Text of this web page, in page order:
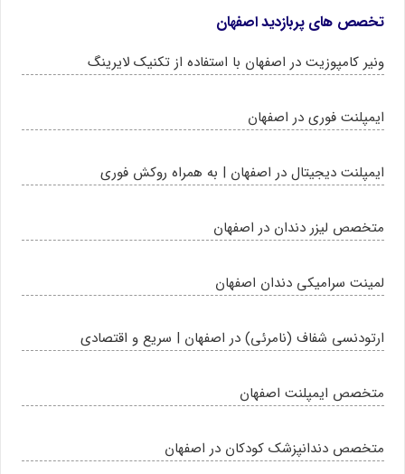
تخصص های پربازدید اصفهان
ونیر کامپوزیت در اصفهان با استفاده از تکنیک لایرینگ
ایمپلنت فوری در اصفهان
ایمپلنت دیجیتال در اصفهان | به همراه روکش فوری
متخصص لیزر دندان در اصفهان
لمینت سرامیکی دندان اصفهان
ارتودنسی شفاف (نامرئی) در اصفهان | سریع و اقتصادی
متخصص ایمپلنت اصفهان
متخصص دندانپزشک کودکان در اصفهان